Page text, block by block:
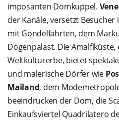
imposanten Domkuppel.
der Kanäle, versetzt
mit Gondelfahrten, dem
Dogenpalast. Die Amalfiküste,
Weltkulturerbe, bietet
und malerische Dörfer wie
Mailand, dem
beeindrucken der Dom, die
Einkaufsviertel Quadrilatero